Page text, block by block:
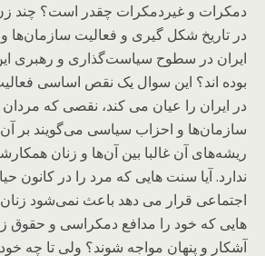
دمکرات و غیردمکرات چقدر است؟ چند
در تاریخ شکل گیری و فعالیت سازمان‌ها
ایران در سطوح سیاست‌گذاری و رهبری
بوده اند؟ این سوال یک نقص اساسی
در ایران را عیان می کند، نقصی که
سازمان‌ها و احزاب سیاسی می‌گویند بر آن
ریشه‌های آن غالبا بین آن‌ها و زنان
ندارد. آیا سنت هایی که مرد را در کانون
اجتماعی قرار می دهد باعث نمی‌شود
هایی که خود را مدافع دمکراسی و حقوق
آشکار و پنهان مواجه شوند؟ ولی تا چه